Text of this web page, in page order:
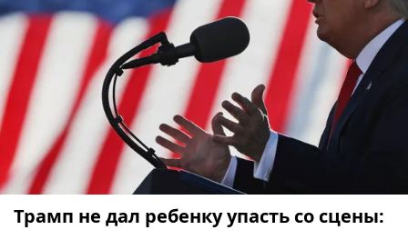
Трамп не дал ребенку упасть со сцены: